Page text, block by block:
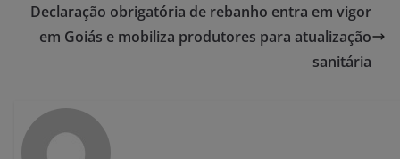
Declaração obrigatória de rebanho entra em vigor
em Goiás e mobiliza produtores para atualização
sanitária